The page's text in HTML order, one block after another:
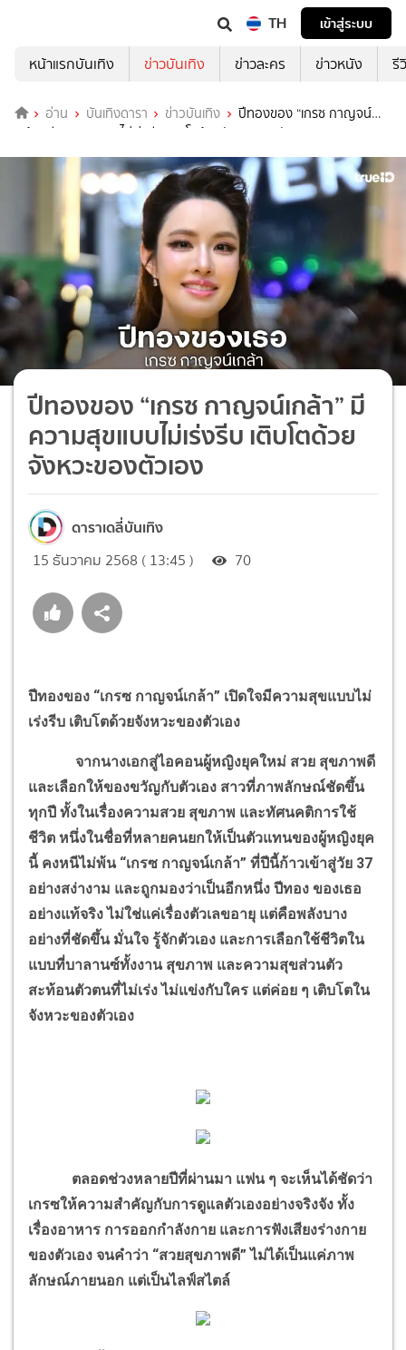
TH
เข้าสู่ระบบ
หน้าแรกบันเทิง
ข่าวบันเทิง ข่าวละคร ข่าวหนัง รี
อ่าน บันเทิงดารา ข่าวบันเทิง
ปีทองของ “เกรซ กาญจน์
เกล้า” มีความสุขแบบไม่เร่งรีบ เติบโตด้วยจังหวะของตัวเอง
ปีทองของ “เกรซ กาญจน์เกล้า” มี
ความสุขแบบไม่เร่งรีบ เติบโตด้วย
จังหวะของตัวเอง
ดาราเดลี่บันเทิง
15 ธันวาคม 2568 ( 13:45 ) 70
ปีทองของ “เกรซ กาญจน์เกล้า” เปิดใจมีความสุขแบบไม่
เร่งรีบ เติบโตด้วยจังหวะของตัวเอง
จากนางเอกสู่ไอคอนผู้หญิงยุคใหม่ สวย สุขภาพดี
และเลือกให้ของขวัญกับตัวเอง สาวที่ภาพลักษณ์ชัดขึ้น
ทุกปี ทั้งในเรื่องความสวย สุขภาพ และทัศนคติการใช้
ชีวิต หนึ่งในชื่อที่หลายคนยกให้เป็นตัวแทนของผู้หญิงยุค
นี้ คงหนีไม่พ้น “เกรซ กาญจน์เกล้า” ที่ปีนี้ก้าวเข้าสู่วัย 37
อย่างสง่างาม และถูกมองว่าเป็นอีกหนึ่ง ปีทอง ของเธอ
อย่างแท้จริง ไม่ใช่แค่เรื่องตัวเลขอายุ แต่คือพลังบาง
อย่างที่ชัดขึ้น มั่นใจ รู้จักตัวเอง และการเลือกใช้ชีวิตใน
แบบที่บาลานซ์ทั้งงาน สุขภาพ และความสุขส่วนตัว
สะท้อนตัวตนที่ไม่เร่ง ไม่แข่งกับใคร แต่ค่อย ๆ เติบโตใน
จังหวะของตัวเอง
ตลอดช่วงหลายปีที่ผ่านมา แฟน ๆ จะเห็นได้ชัดว่า
เกรซให้ความสำคัญกับการดูแลตัวเองอย่างจริงจัง ทั้ง
เรื่องอาหาร การออกกำลังกาย และการฟังเสียงร่างกาย
ของตัวเอง จนคำว่า “สวยสุขภาพดี” ไม่ได้เป็นแค่ภาพ
ลักษณ์ภายนอก แต่เป็นไลฟ์สไตล์